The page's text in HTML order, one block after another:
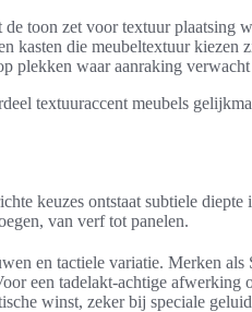
toon zet voor textuur plaatsing
kasten die meubeltextuur kiezen
plekken waar aanraking
textuuraccent meubels
keuzes ontstaat subtiele
van verf tot panelen.
en tactiele variatie. Merken als
een tadelakt-achtige afwerking
winst, zeker bij speciale